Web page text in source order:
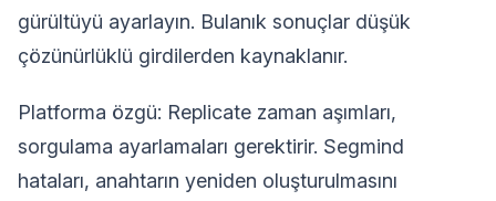
gürültüyü ayarlayın. Bulanık sonuçlar düşük
çözünürlüklü girdilerden kaynaklanır.
Platforma özgü: Replicate zaman aşımları,
sorgulama ayarlamaları gerektirir. Segmind
hataları, anahtarın yeniden oluşturulmasını